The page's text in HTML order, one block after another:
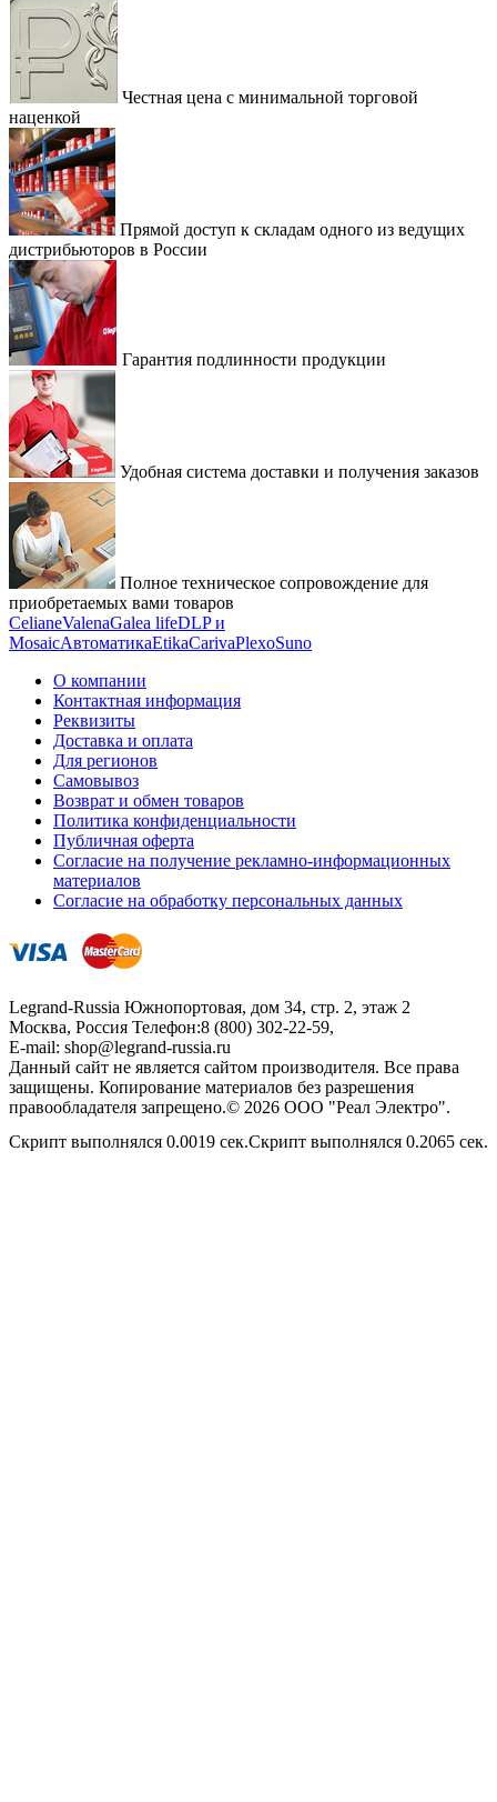
Честная цена с минимальной торговой
наценкой
Прямой доступ к складам одного из ведущих
дистрибьюторов в России
Гарантия подлинности продукции
Удобная система доставки и получения заказов
Полное техническое сопровождение для
приобретаемых вами товаров
CelianeValenaGalea lifeDLP и
MosaicАвтоматикаEtikaCarivaPlexoSuno
О компании
Контактная информация
Реквизиты
Доставка и оплата
Для регионов
Самовывоз
Возврат и обмен товаров
Политика конфиденциальности
Публичная оферта
Согласие на получение рекламно-информационных
материалов
Согласие на обработку персональных данных
Legrand-Russia Южнопортовая, дом 34, стр. 2, этаж 2
Москва, Россия Телефон:8 (800) 302-22-59,
E-mail: shop@legrand-russia.ru
Данный сайт не является сайтом производителя. Все права
защищены. Копирование материалов без разрешения
правообладателя запрещено.© 2026 ООО "Реал Электро".
Скрипт выполнялся 0.0019 сек.Скрипт выполнялся 0.2065 сек.